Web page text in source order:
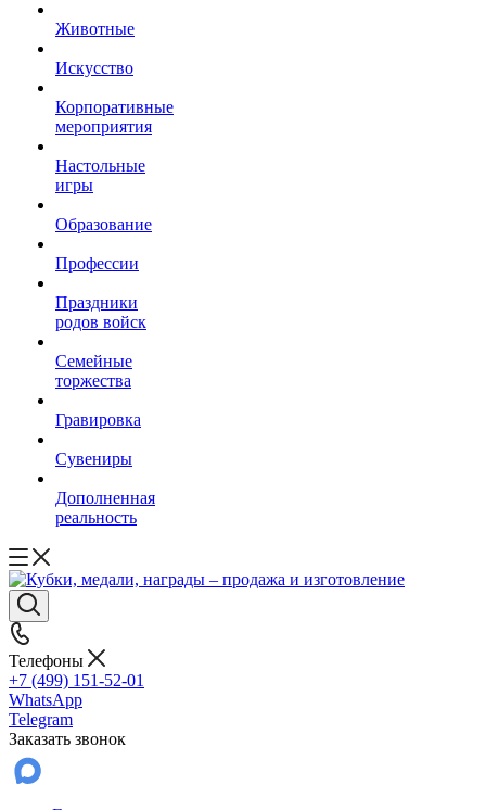
Животные
Искусство
Корпоративные
мероприятия
Настольные
игры
Образование
Профессии
Праздники
родов войск
Семейные
торжества
Гравировка
Сувениры
Дополненная
реальность
Телефоны
+7 (499) 151-52-01
WhatsApp
Telegram
Заказать звонок